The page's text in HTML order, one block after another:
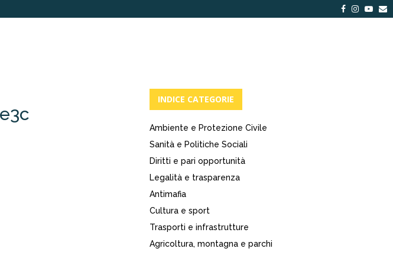
Facebook
INDICE CATEGORIE
Ambiente e Protezione Civile
Sanità e Politiche Sociali
Diritti e pari opportunità
Legalità e trasparenza
Antimafia
Cultura e sport
Trasporti e infrastrutture
Agricoltura, montagna e parchi